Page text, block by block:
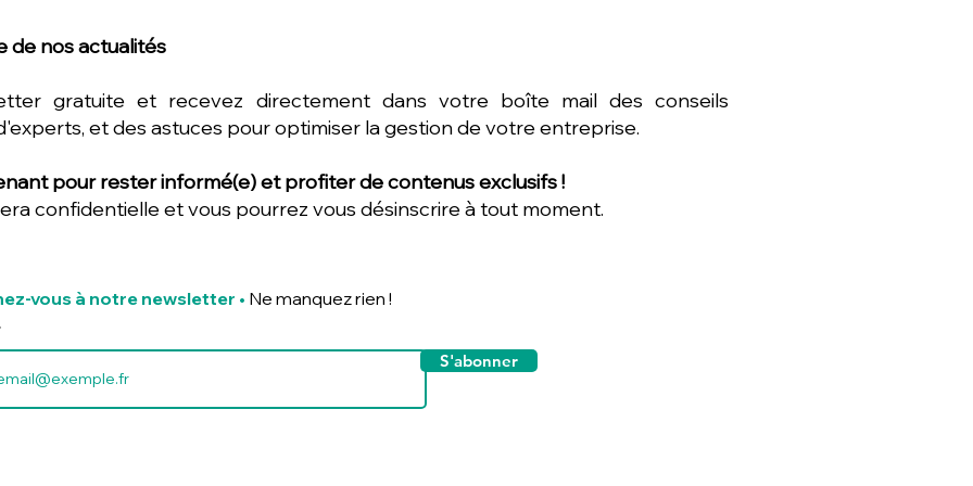
de nos actualités
gratuite et recevez directement dans votre boîte mail des conseils
et des astuces pour optimiser la gestion de votre entreprise.
pour rester informé(e) et profiter de contenus exclusifs !
confidentielle et vous pourrez vous désinscrire à tout moment.
vous à notre newsletter • Ne manquez rien !
S'abonner